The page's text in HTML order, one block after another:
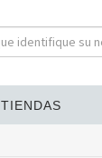
TIENDAS